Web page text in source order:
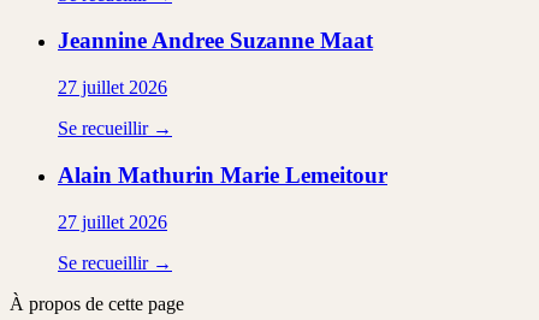
Jeannine Andree Suzanne Maat
27 juillet 2026
Se recueillir →
Alain Mathurin Marie Lemeitour
27 juillet 2026
Se recueillir →
À propos de cette page